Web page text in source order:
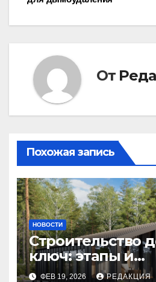
От
Похожая запись
НОВОСТИ
Строительство
ключ: этапы и
планирование
ФЕВ 19, 2026 РЕДАКЦИЯ